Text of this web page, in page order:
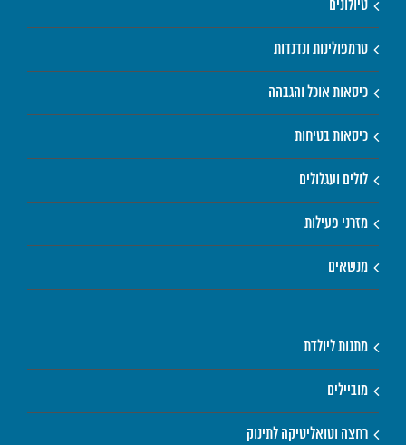
טיולונים
טרמפולינות ונדנדות
כיסאות אוכל והגבהה
כיסאות בטיחות
לולים ועגלולים
מזרני פעילות
מנשאים
מתנות ליולדת
מוביילים
רחצה וטואליטיקה לתינוק